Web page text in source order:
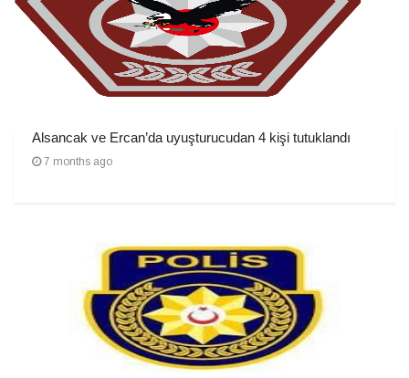
Alsancak ve Ercan’da uyuşturucudan 4 kişi tutuklandı
7 months ago